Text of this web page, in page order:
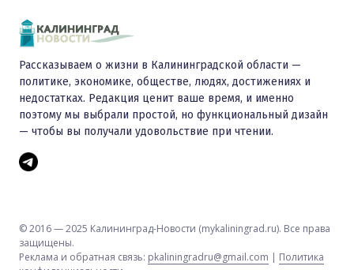
Рассказываем о жизни в Калининградской области —
политике, экономике, обществе, людях, достижениях и
недостатках. Редакция ценит ваше время, и именно
поэтому мы выбрали простой, но функциональный дизайн
— чтобы вы получали удовольствие при чтении.
© 2016 — 2025 Калининград-Новости (mykaliningrad.ru). Все права
защищены.
Реклама и обратная связь: pkaliningradru@gmail.com | Политика